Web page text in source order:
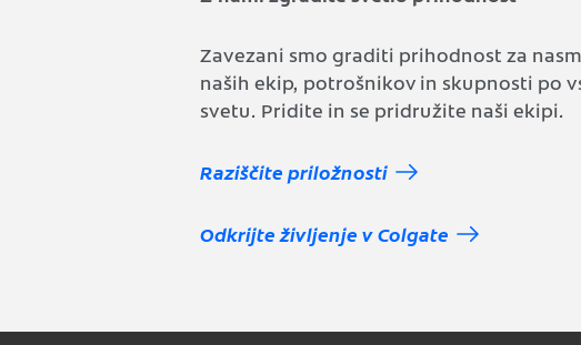
Zavezani smo graditi prihodnost za
naših ekip, potrošnikov in skupnosti po
svetu. Pridite in se pridružite naši ekipi.
Raziščite priložnosti
Odkrijte življenje v Colgate